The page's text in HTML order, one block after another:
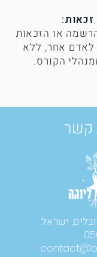
או הזכאות
אחר, ללא
הקורס.
קשר